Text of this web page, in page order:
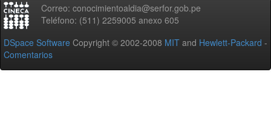
Correo: conocimientoaldia@serfor.gob.pe
Teléfono: (511) 2259005 anexo 605
DSpace Software Copyright © 2002-2008 MIT and Hewlett-Packard -
Comentarios